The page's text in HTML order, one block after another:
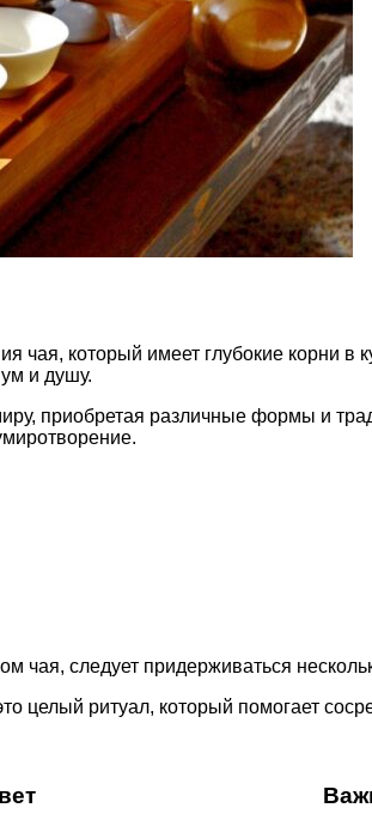
который имеет глубокие корни в
и душу.
приобретая различные формы и
чая, следует придерживаться
целый ритуал, который помогает